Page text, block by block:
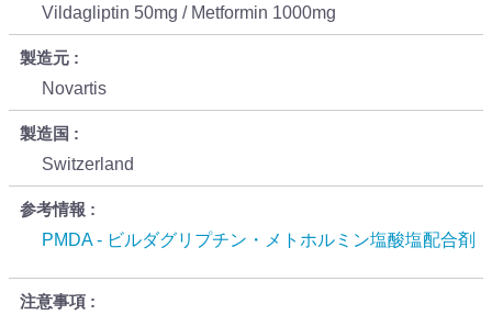
Vildagliptin 50mg / Metformin 1000mg
製造元
Novartis
製造国
Switzerland
参考情報
PMDA - ビルダグリプチン・メトホルミン塩酸塩配合剤
注意事項